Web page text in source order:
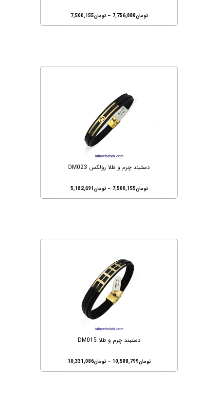
تومان7,756,888
– تومان7,500,155
دستبند چرم و طلا رولکس DM023
تومان7,500,155
– تومان5,182,691
دستبند چرم و طلا DM015
تومان10,588,799
– تومان10,331,086